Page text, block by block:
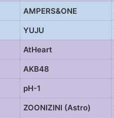
AMPERS&ONE
YUJU
AtHeart
AKB48
pH-1
ZOONIZINI (Astro)